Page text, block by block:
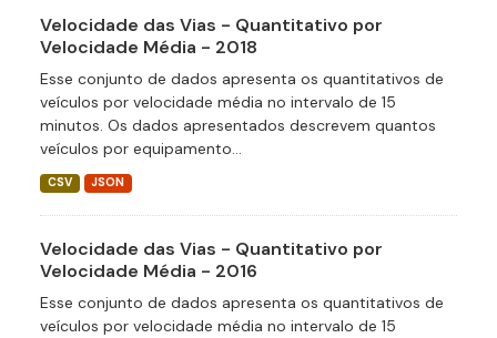
Velocidade das Vias - Quantitativo por
Velocidade Média - 2018
Esse conjunto de dados apresenta os quantitativos de
veículos por velocidade média no intervalo de 15
minutos. Os dados apresentados descrevem quantos
veículos por equipamento...
CSV JSON
Velocidade das Vias - Quantitativo por
Velocidade Média - 2016
Esse conjunto de dados apresenta os quantitativos de
veículos por velocidade média no intervalo de 15